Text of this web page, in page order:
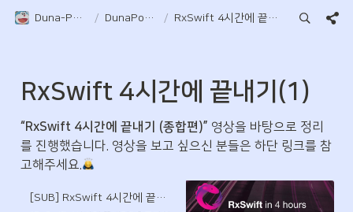
Duna-Pocket / DunaPocket / RxSwift 4시간에 끝내기(1)
RxSwift 4시간에 끝내기(1)
“RxSwift 4시간에 끝내기 (종합편)” 영상을 바탕으로 정리
를 진행했습니다. 영상을 보고 싶으신 분들은 하단 링크를 참
고해주세요.
[SUB] RxSwift 4시간에 끝내기 (종합편)